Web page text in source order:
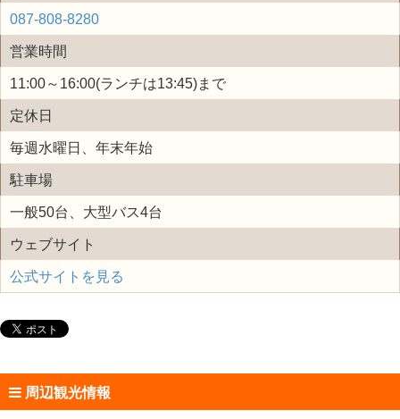
087-808-8280
営業時間
11:00～16:00(ランチは13:45)まで
定休日
毎週水曜日、年末年始
駐車場
一般50台、大型バス4台
ウェブサイト
公式サイトを見る
周辺観光情報